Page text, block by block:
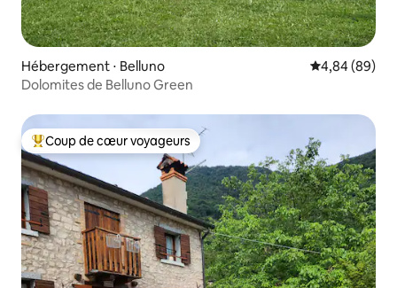
Hébergement ⋅ Belluno Évaluation
4,84 (89)
Dolomites de Belluno Green
Coups de cœur voyageurs les plus appréciés
Coup de cœur voyageurs